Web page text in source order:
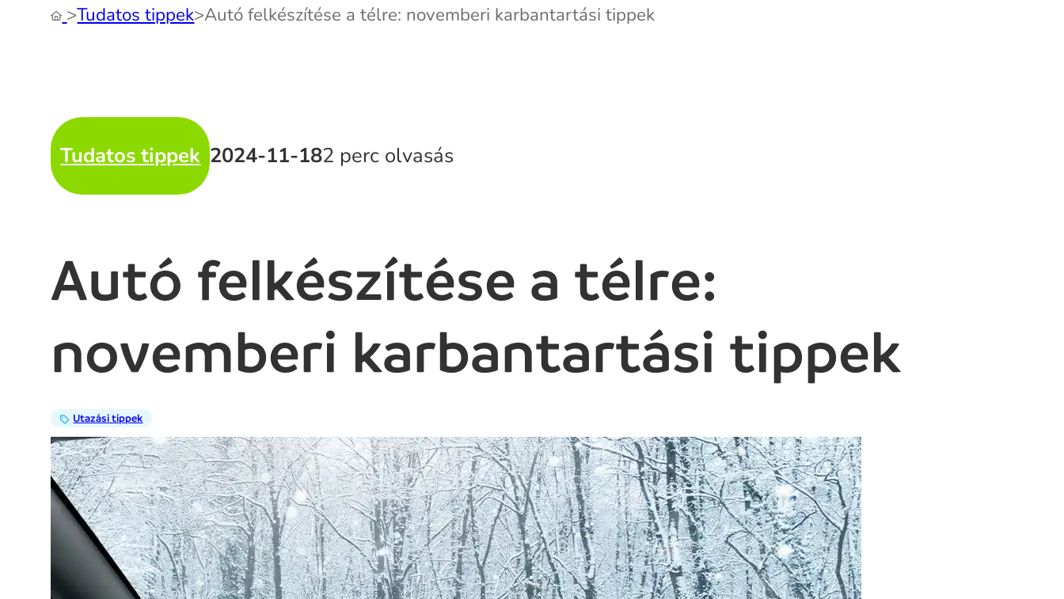
>Tudatos tippek>Autó felkészítése a télre: novemberi karbantartási tippek
Tudatos tippek 2024-11-182 perc olvasás
Autó felkészítése a télre:
novemberi karbantartási tippek
Utazási tippek